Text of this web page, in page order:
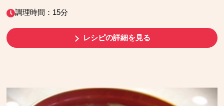
調理時間：15分
レシピの詳細を見る